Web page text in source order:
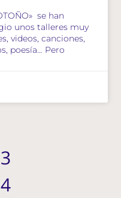
se han
unos talleres muy
videos, canciones,
poesía… Pero